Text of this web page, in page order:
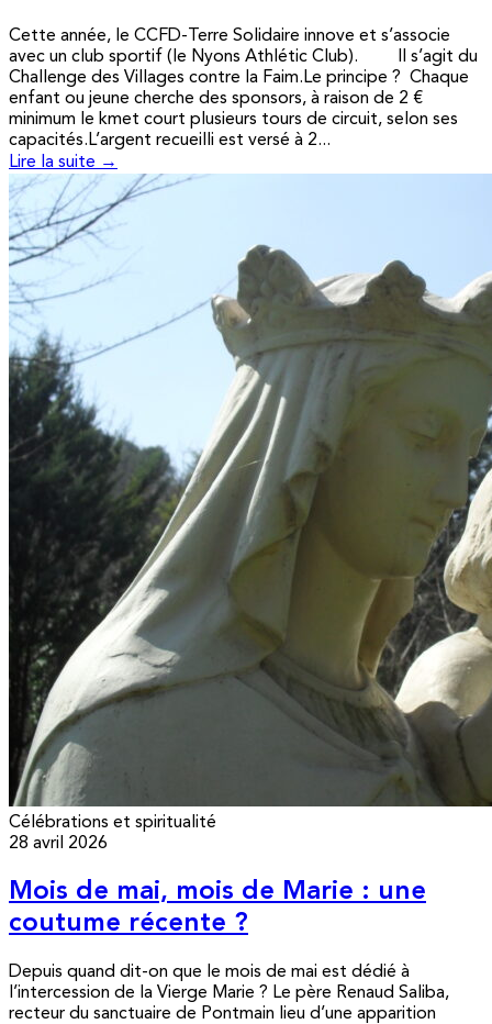
Cette année, le CCFD-Terre Solidaire innove et s’associe
avec un club sportif (le Nyons Athlétic Club). Il s’agit du
Challenge des Villages contre la Faim.Le principe ? Chaque
enfant ou jeune cherche des sponsors, à raison de 2 €
minimum le kmet court plusieurs tours de circuit, selon ses
capacités.L’argent recueilli est versé à 2...
Lire la suite →
Célébrations et spiritualité
28 avril 2026
Mois de mai, mois de Marie : une
coutume récente ?
Depuis quand dit-on que le mois de mai est dédié à
l’intercession de la Vierge Marie ? Le père Renaud Saliba,
recteur du sanctuaire de Pontmain lieu d’une apparition